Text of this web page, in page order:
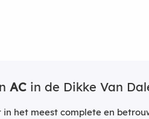
AC in de Dikke Van
het meest complete en